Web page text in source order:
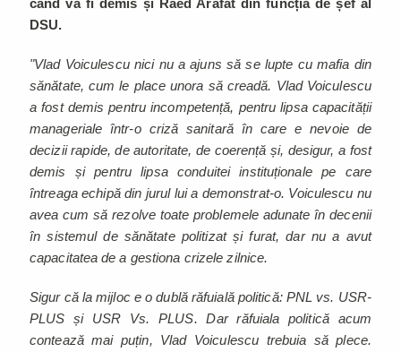
DSU.
"Vlad Voiculescu nici nu a ajuns să se lupte cu mafia din
sănătate, cum le place unora să creadă. Vlad Voiculescu
a fost demis pentru incompetență, pentru lipsa capacității
manageriale într-o criză sanitară în care e nevoie de
decizii rapide, de autoritate, de coerență și, desigur, a fost
demis și pentru lipsa conduitei instituționale pe care
întreaga echipă din jurul lui a demonstrat-o. Voiculescu nu
avea cum să rezolve toate problemele adunate în decenii
în sistemul de sănătate politizat și furat, dar nu a avut
capacitatea de a gestiona crizele zilnice.
Sigur că la mijloc e o dublă răfuială politică: PNL vs. USR-
PLUS și USR Vs. PLUS. Dar răfuiala politică acum
contează mai puțin, Vlad Voiculescu trebuia să plece.